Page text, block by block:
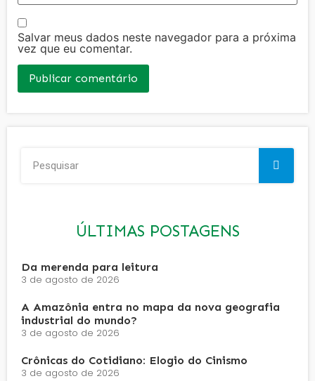
Salvar meus dados neste navegador para a próxima
vez que eu comentar.
ÚLTIMAS POSTAGENS
Da merenda para leitura
3 de agosto de 2026
A Amazônia entra no mapa da nova geografia
industrial do mundo?
3 de agosto de 2026
Crônicas do Cotidiano: Elogio do Cinismo
3 de agosto de 2026